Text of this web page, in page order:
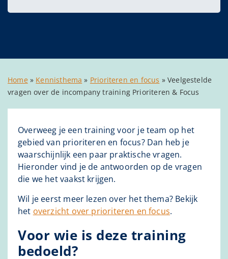
Home» Kennisthema » Prioriteren en focus » Veelgestelde
vragen over de incompany training Prioriteren & Focus
Overweeg je een training voor je team op het
gebied van prioriteren en focus? Dan heb je
waarschijnlijk een paar praktische vragen.
Hieronder vind je de antwoorden op de vragen
die we het vaakst krijgen.
Wil je eerst meer lezen over het thema? Bekijk
het overzicht over prioriteren en focus.
Voor wie is deze training
bedoeld?